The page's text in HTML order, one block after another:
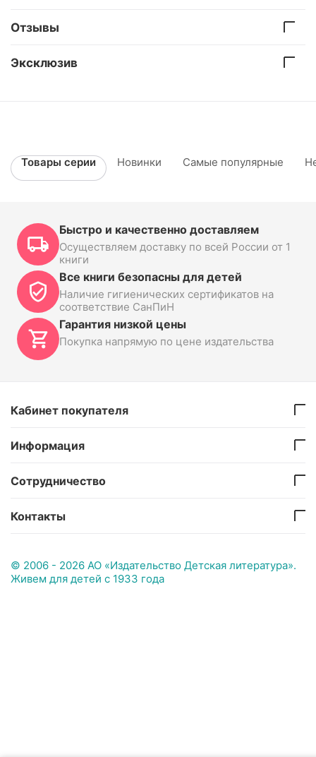
Отзывы
Эксклюзив
Товары серии Новинки Самые популярные
Быстро и качественно доставляем
Осуществляем доставку по всей России от 1
книги
Все книги безопасны для детей
Наличие гигиенических сертификатов на
соответствие СанПиН
Гарантия низкой цены
Покупка напрямую по цене издательства
Кабинет покупателя
Информация
Сотрудничество
Контакты
© 2006 - 2026 АО «Издательство Детская литература».
Живем для детей с 1933 года